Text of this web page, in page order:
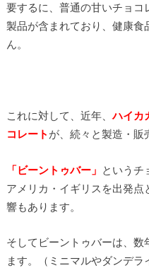
要するに、普通の甘いチョ
製品が含まれており、健康
ん。
これに対して、近年、ハイカ
コレート が、続々と製造・販
「ビーントゥバー」 というチ
アメリカ・イギリスを出発
響もあります。
そしてビーントゥバーは、
ます。（ミニマルやダンデラ